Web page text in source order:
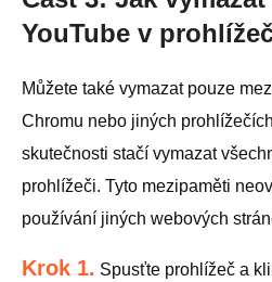
YouTube v
Můžete také vymazat pouze
Chromu nebo jiných
skutečnosti stačí vymazat
prohlížeči. Tyto mezipaměti
používání jiných webových
Krok 1. Spusťte prohlížeč a